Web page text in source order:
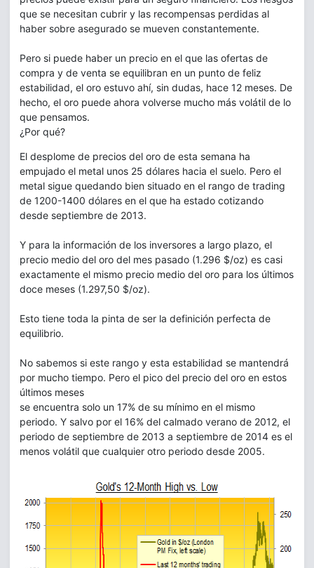
que se necesitan cubrir y las recompensas perdidas al
haber sobre asegurado se mueven constantemente.
Pero si puede haber un precio en el que las ofertas de
compra y de venta se equilibran en un punto de feliz
estabilidad, el oro estuvo ahí, sin dudas, hace 12 meses. De
hecho, el oro puede ahora volverse mucho más volátil de lo
que pensamos.
¿Por qué?
El desplome de precios del oro de esta semana ha
empujado el metal unos 25 dólares hacia el suelo. Pero el
metal sigue quedando bien situado en el rango de trading
de 1200-1400 dólares en el que ha estado cotizando
desde septiembre de 2013.
Y para la información de los inversores a largo plazo, el
precio medio del oro del mes pasado (1.296 $/oz) es casi
exactamente el mismo precio medio del oro para los últimos
doce meses (1.297,50 $/oz).
Esto tiene toda la pinta de ser la definición perfecta de
equilibrio.
No sabemos si este rango y esta estabilidad se mantendrá
por mucho tiempo. Pero el pico del precio del oro en estos
últimos meses
se encuentra solo un 17% de su mínimo en el mismo
periodo. Y salvo por el 16% del calmado verano de 2012, el
periodo de septiembre de 2013 a septiembre de 2014 es el
menos volátil que cualquier otro periodo desde 2005.